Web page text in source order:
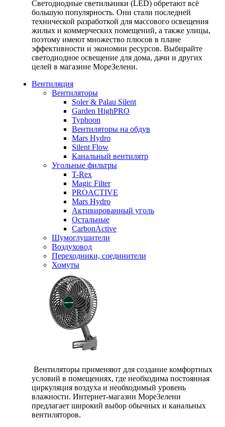
Светодиодные светильники (LED) обретают всё
большую популярность. Они стали последней
технической разработкой для массового освещения
жилых и коммерческих помещений, а также улицы,
поэтому имеют множество плюсов в плане
эффективности и экономии ресурсов. Выбирайте
светодиодное освещение для дома, дачи и других
целей в магазине МореЗелени.
Вентиляция
Вентиляторы
Soler & Palau Silent
Garden HighPRO
Typhoon
Вентиляторы на обдув
Mars Hydro
Silent Flow
Канальный вентилятр
Угольные фильтры
T-Rex
Magic Filter
PROACTIVE
Mars Hydro
Активированный уголь
Остальные
CarbonActive
Шумоглушители
Воздуховод
Переходники, соединители
Хомуты
Вентиляторы применяют для создание комфортных
условий в помещениях, где необходима постоянная
циркуляция воздуха и необходимый уровень
влажности. Интернет-магазин МореЗелени
предлагает широкий выбор обычных и канальных
вентиляторов.